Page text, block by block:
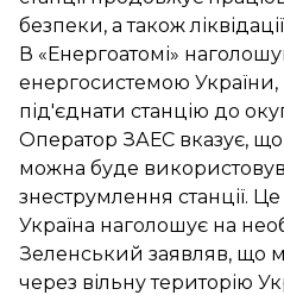
безпеки, а також
В «Енергоатомі»
енергосистемою України,
під'єднати станцію до
Оператор ЗАЕС вказує, що
можна буде
знеструмлення станції.
Україна наголошує на
Зеленський заявляв, що
через вільну територію